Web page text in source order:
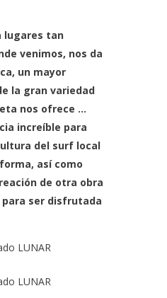
lugares tan
venimos, nos da
un mayor
la gran variedad
nos ofrece …
increíble para
del surf local
así como
de otra obra
ser disfrutada